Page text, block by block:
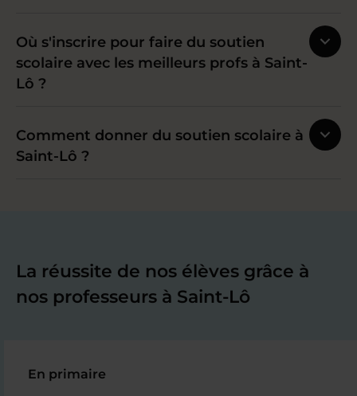
Où s'inscrire pour faire du soutien
scolaire avec les meilleurs profs à Saint-
Lô ?
Comment donner du soutien scolaire à
Saint-Lô ?
La réussite de nos élèves grâce à
nos professeurs à Saint-Lô
En primaire